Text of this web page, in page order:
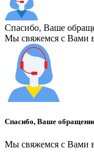
Спасибо, Ваше
Мы свяжемся с Вами
Спасибо, Ваше
Мы свяжемся с Вами